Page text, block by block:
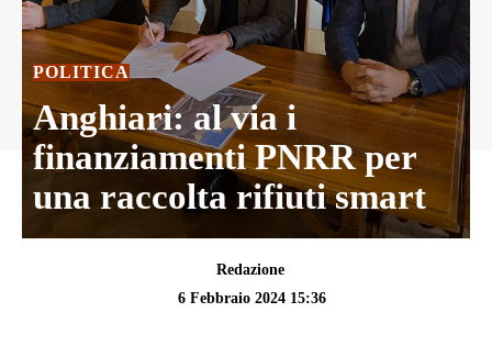
POLITICA
Anghiari: al via i
finanziamenti PNRR per
una raccolta rifiuti smart
Redazione
6 Febbraio 2024 15:36